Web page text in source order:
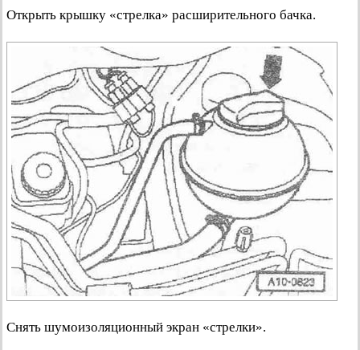
Открыть крышку «стрелка» расширительного бачка.
Снять шумоизоляционный экран «стрелки».